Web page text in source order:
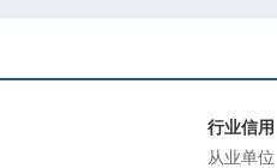
行业信用
从业单位